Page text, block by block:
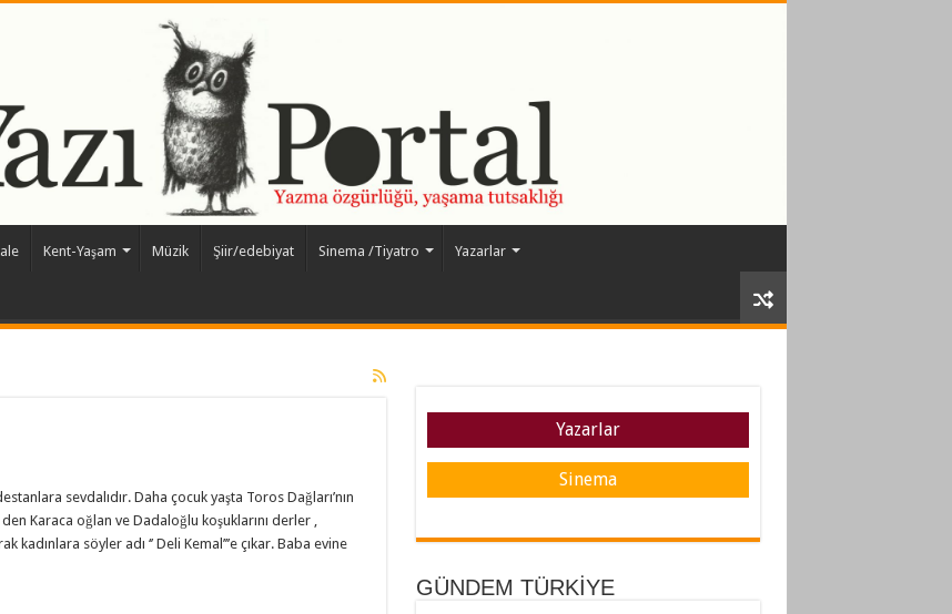
Kent-Yaşam Müzik Şiir/edebiyat Sinema /Tiyatro Yazarlar
sevdalıdır. Daha çocuk yaşta Toros Dağları’nın
Karaca oğlan ve Dadaloğlu koşuklarını derler ,
söyler adı ‘’ Deli Kemal’’’e çıkar. Baba evine
Yazarlar
Sinema
GÜNDEM TÜRKİYE